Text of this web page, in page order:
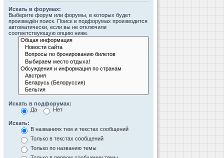
Искать в форумах:
Выберите форум или форумы, в которых будет
произведён поиск. Поиск в подфорумах производится
автоматически, если вы не отключили
соответствующую опцию ниже.
Искать в подфорумах:
Да
Нет
Искать:
В названиях тем и текстах сообщений
Только в текстах сообщений
Только по названию темы